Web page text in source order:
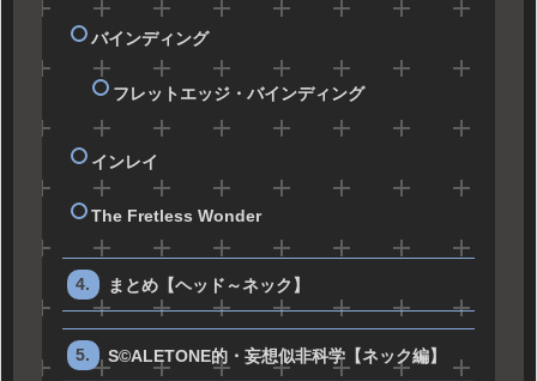
バインディング
フレットエッジ・バインディング
インレイ
The Fretless Wonder
まとめ【ヘッド～ネック】
S©ALETONE的・妄想似非科学【ネック編】